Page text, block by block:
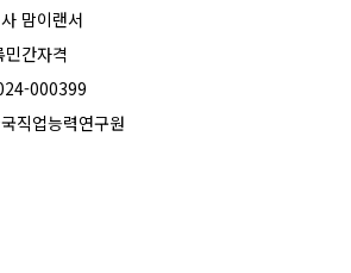
맘이랜서
민간자격
000399
직업능력연구원